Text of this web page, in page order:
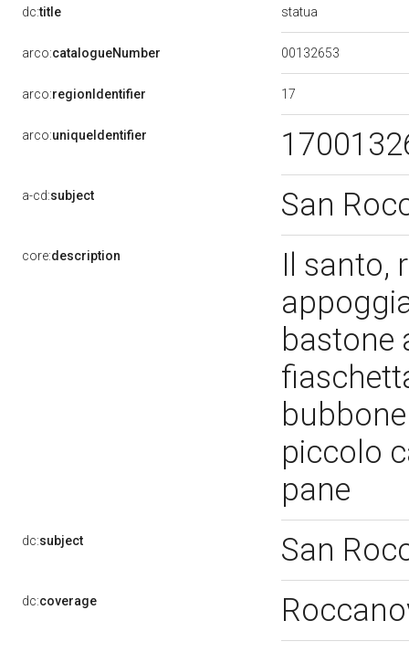
dc:title statua
arco:catalogueNumber 00132653
arco:regionIdentifier 17
arco:uniqueIdentifier
a-cd:subject San
core:description
Il santo,
bastone
piccolo
pane
dc:subject San
dc:coverage